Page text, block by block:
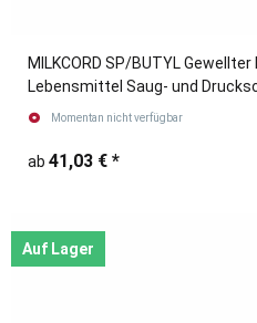
MILKCORD SP/BUTYL
Lebensmittel Saug- und
Momentan nicht verfügbar
ab 41,03 € *
Auf Lager